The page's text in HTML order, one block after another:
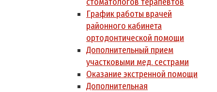
График работы врачей
районного кабинета
ортодонтической помощи
Дополнительный прием
участковыми мед. сестрами
Оказание экстренной помощи
Дополнительная